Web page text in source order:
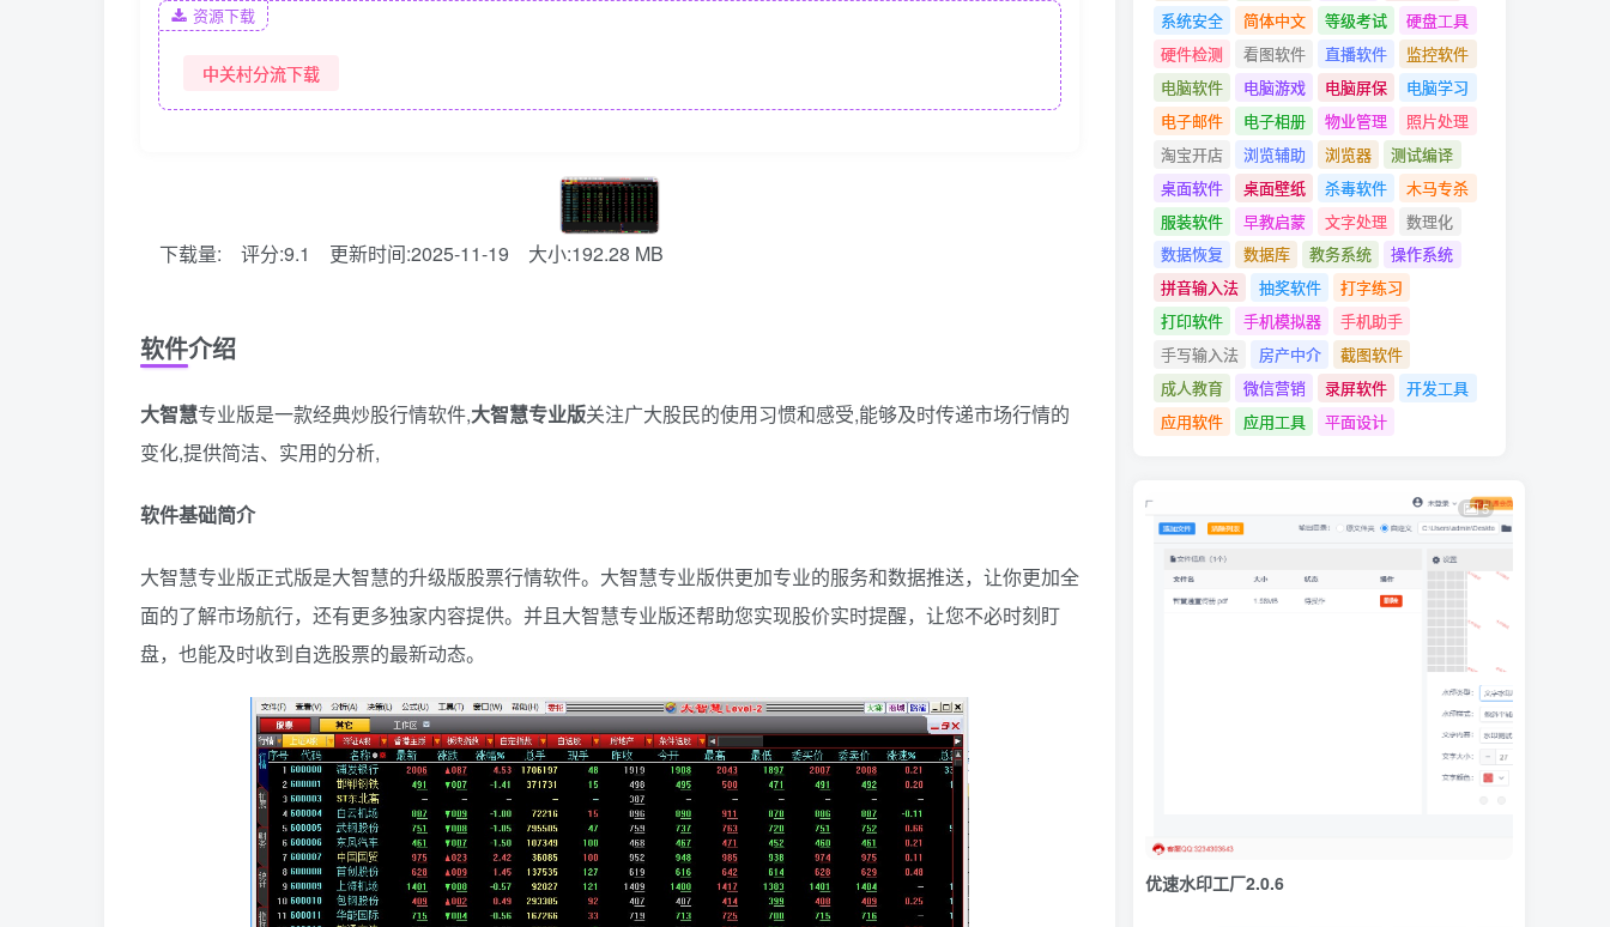
资源下载
中关村分流下载
下载量: 评分:9.1 更新时间:2025-11-19 大小:192.28 MB
软件介绍
大智慧专业版是一款经典炒股行情软件,大智慧专业版关注广大股民的使用习惯和感受,能够及时传递市场行情的
变化,提供简洁、实用的分析,
软件基础简介
大智慧专业版正式版是大智慧的升级版股票行情软件。大智慧专业版供更加专业的服务和数据推送，让你更加全
面的了解市场航行，还有更多独家内容提供。并且大智慧专业版还帮助您实现股价实时提醒，让您不必时刻盯
盘，也能及时收到自选股票的最新动态。
系统安全
简体中文 等级考试
硬盘工具
硬件检测
看图软件 直播软件
监控软件
电脑软件
电脑游戏 电脑屏保
电脑学习
电子邮件
电子相册 物业管理
照片处理
淘宝开店
浏览辅助 浏览器
测试编译
桌面软件
桌面壁纸 杀毒软件
木马专杀
服装软件
早教启蒙 文字处理
数理化
数据恢复
数据库 教务系统
操作系统
拼音输入法
抽奖软件
打字练习
打印软件
手机模拟器
手机助手
手写输入法
房产中介
截图软件
成人教育
微信营销 录屏软件
开发工具
应用软件
应用工具 平面设计
5
优速水印工厂2.0.6